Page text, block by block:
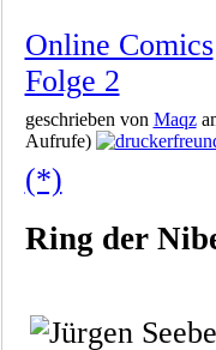
Online Comics
Folge 2
geschrieben von Maqz
Aufrufe)
(*)
Ring der